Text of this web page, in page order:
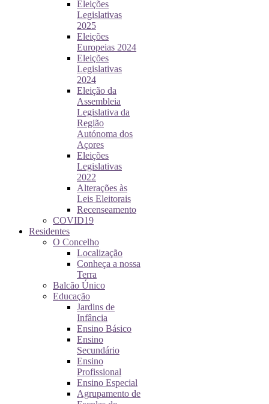
Eleições
Legislativas
2025
Eleições
Europeias 2024
Eleições
Legislativas
2024
Eleição da
Assembleia
Legislativa da
Região
Autónoma dos
Açores
Eleições
Legislativas
2022
Alterações às
Leis Eleitorais
Recenseamento
COVID19
Residentes
O Concelho
Localização
Conheça a nossa
Terra
Balcão Único
Educação
Jardins de
Infância
Ensino Básico
Ensino
Secundário
Ensino
Profissional
Ensino Especial
Agrupamento de